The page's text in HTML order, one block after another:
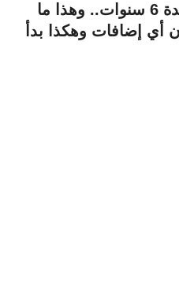
هذا الرجل شرب بوله لمدة 6 سنوات.. وهذا ما
إضافات وهكذا بدأ